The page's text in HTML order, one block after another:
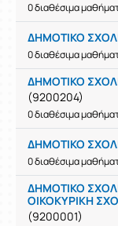
0 διαθέσιμα
ΔΗΜΟΤΙΚΟ
0 διαθέσιμα
ΔΗΜΟΤΙΚΟ
(9200204)
0 διαθέσιμα
ΔΗΜΟΤΙΚΟ
0 διαθέσιμα
ΔΗΜΟΤΙΚΟ
ΟΙΚΟΚΥΡΙΚΗ
(9200001)